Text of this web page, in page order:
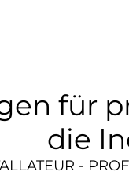
für
die
-